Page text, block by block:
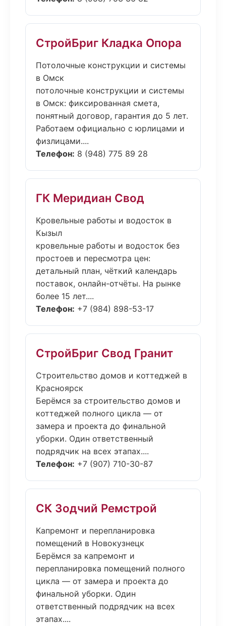
СтройБриг Кладка Опора
Потолочные конструкции и системы
в Омск
потолочные конструкции и системы
в Омск: фиксированная смета,
понятный договор, гарантия до 5 лет.
Работаем официально с юрлицами и
физлицами....
Телефон: 8 (948) 775 89 28
ГК Меридиан Свод
Кровельные работы и водосток в
Кызыл
кровельные работы и водосток без
простоев и пересмотра цен:
детальный план, чёткий календарь
поставок, онлайн-отчёты. На рынке
более 15 лет....
Телефон: +7 (984) 898-53-17
СтройБриг Свод Гранит
Строительство домов и коттеджей в
Красноярск
Берёмся за строительство домов и
коттеджей полного цикла — от
замера и проекта до финальной
уборки. Один ответственный
подрядчик на всех этапах....
Телефон: +7 (907) 710-30-87
СК Зодчий Ремстрой
Капремонт и перепланировка
помещений в Новокузнецк
Берёмся за капремонт и
перепланировка помещений полного
цикла — от замера и проекта до
финальной уборки. Один
ответственный подрядчик на всех
этапах....